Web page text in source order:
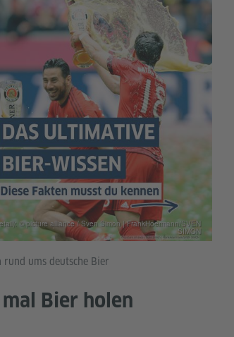
rund ums deutsche Bier
mal Bier holen
© picture alliance / Sven Simon | FrankHoermann/SVEN
SIMON